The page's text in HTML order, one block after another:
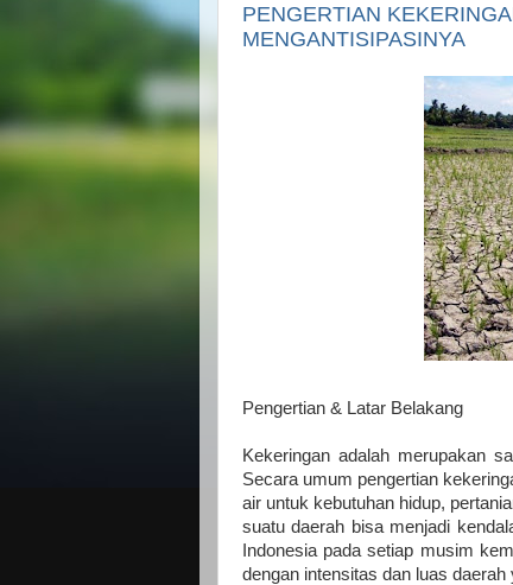
PENGERTIAN
MENGANTISIPASINYA
Pengertian & Latar Belakang
Kekeringan adalah merupakan
Secara umum pengertian
air untuk kebutuhan hidup,
suatu daerah bisa menjadi
Indonesia pada setiap musim
dengan intensitas dan luas